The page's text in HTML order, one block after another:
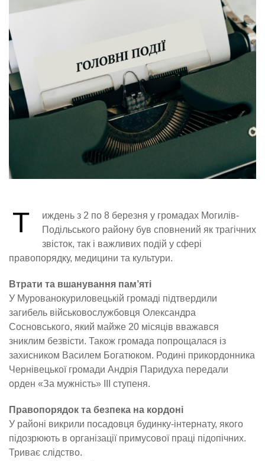
Т
иждень з 2 по 8 березня у громадах Могилів-
Подільського району був сповнений як трагічних
звісток, так і важливих подій у сфері
правопорядку, медицини та культури.
Втрати та вшанування пам’яті
У Мурованокуриловецькій громаді підтвердили
загибель військовослужбовця Олександра
Сосновського, який майже 20 місяців вважався
зниклим безвісти. Також громада попрощалася із
захисником Василем Богатюком. Родині прикордонника
Чернівецької громади Андрія Паридуха передали
орден «За мужність» III ступеня.
Правопорядок та безпека на кордоні
У районі викрили посадовця будинку-інтернату, якого
підозрюють в організації примусової праці підопічних.
Триває слідство.